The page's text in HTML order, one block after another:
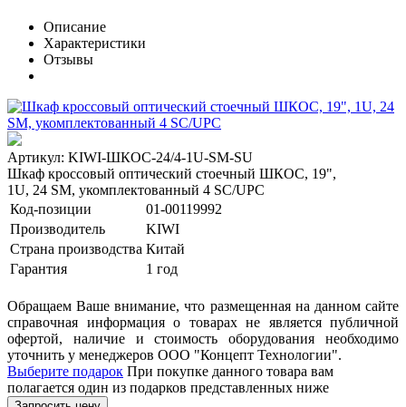
Описание
Характеристики
Отзывы
Артикул: KIWI-ШКОС-24/4-1U-SM-SU
Шкаф кроссовый оптический стоечный ШКОС, 19",
1U, 24 SM, укомплектованный 4 SC/UPC
Код-позиции
01-00119992
Производитель
KIWI
Страна производства Китай
Гарантия
1 год
Обращаем Ваше внимание, что размещенная на данном сайте
справочная информация о товарах не является публичной
офертой, наличие и стоимость оборудования необходимо
уточнить у менеджеров ООО "Концепт Технологии".
Выберите подарок При покупке данного товара вам
полагается один из подарков представленных ниже